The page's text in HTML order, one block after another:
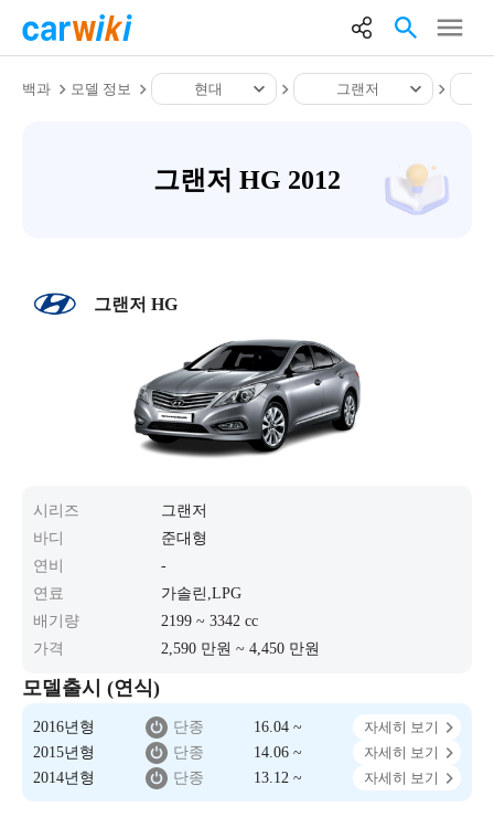
백과 모델 정보 현대 그랜저
그랜저 HG 2012
그랜저 HG
시리즈
그랜저
바디
준대형
연비
-
연료
가솔린,LPG
배기량
2199 ~ 3342 cc
가격
2,590 만원 ~ 4,450 만원
모델출시 (연식)
2016년형 단종 16.04 ~
자세히 보기
2015년형
단종 14.06 ~
자세히 보기
2014년형
단종 13.12 ~ 자세히 보기